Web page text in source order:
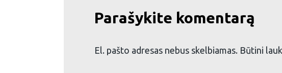
Parašykite komentarą
El. pašto adresas nebus skelbiamas. Būtini